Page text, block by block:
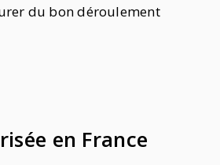
du bon déroulement
en France